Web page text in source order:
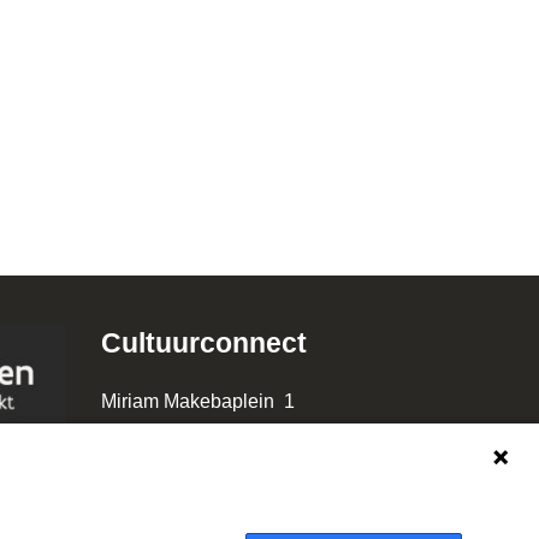
Cultuurconnect
Miriam Makebaplein 1